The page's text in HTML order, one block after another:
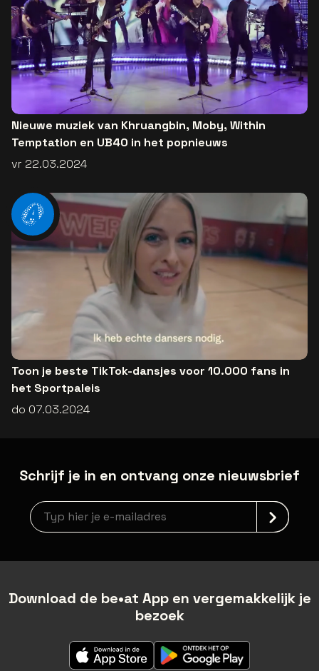
Nieuwe muziek van Khruangbin, Moby, Within
Temptation en UB40 in het popnieuws
vr 22.03.2024
Toon je beste TikTok-dansjes voor 10.000 fans in
het Sportpaleis
do 07.03.2024
Schrijf je in en ontvang onze nieuwsbrief
Nieuwsbrief aanmelding
Download de be•at App en vergemakkelijk je
bezoek